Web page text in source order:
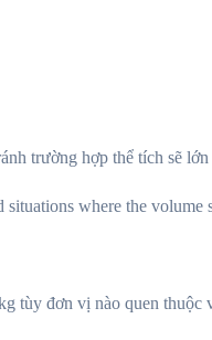
trường hợp thể tích sẽ
where the volume
tùy đơn vị nào quen thuộc